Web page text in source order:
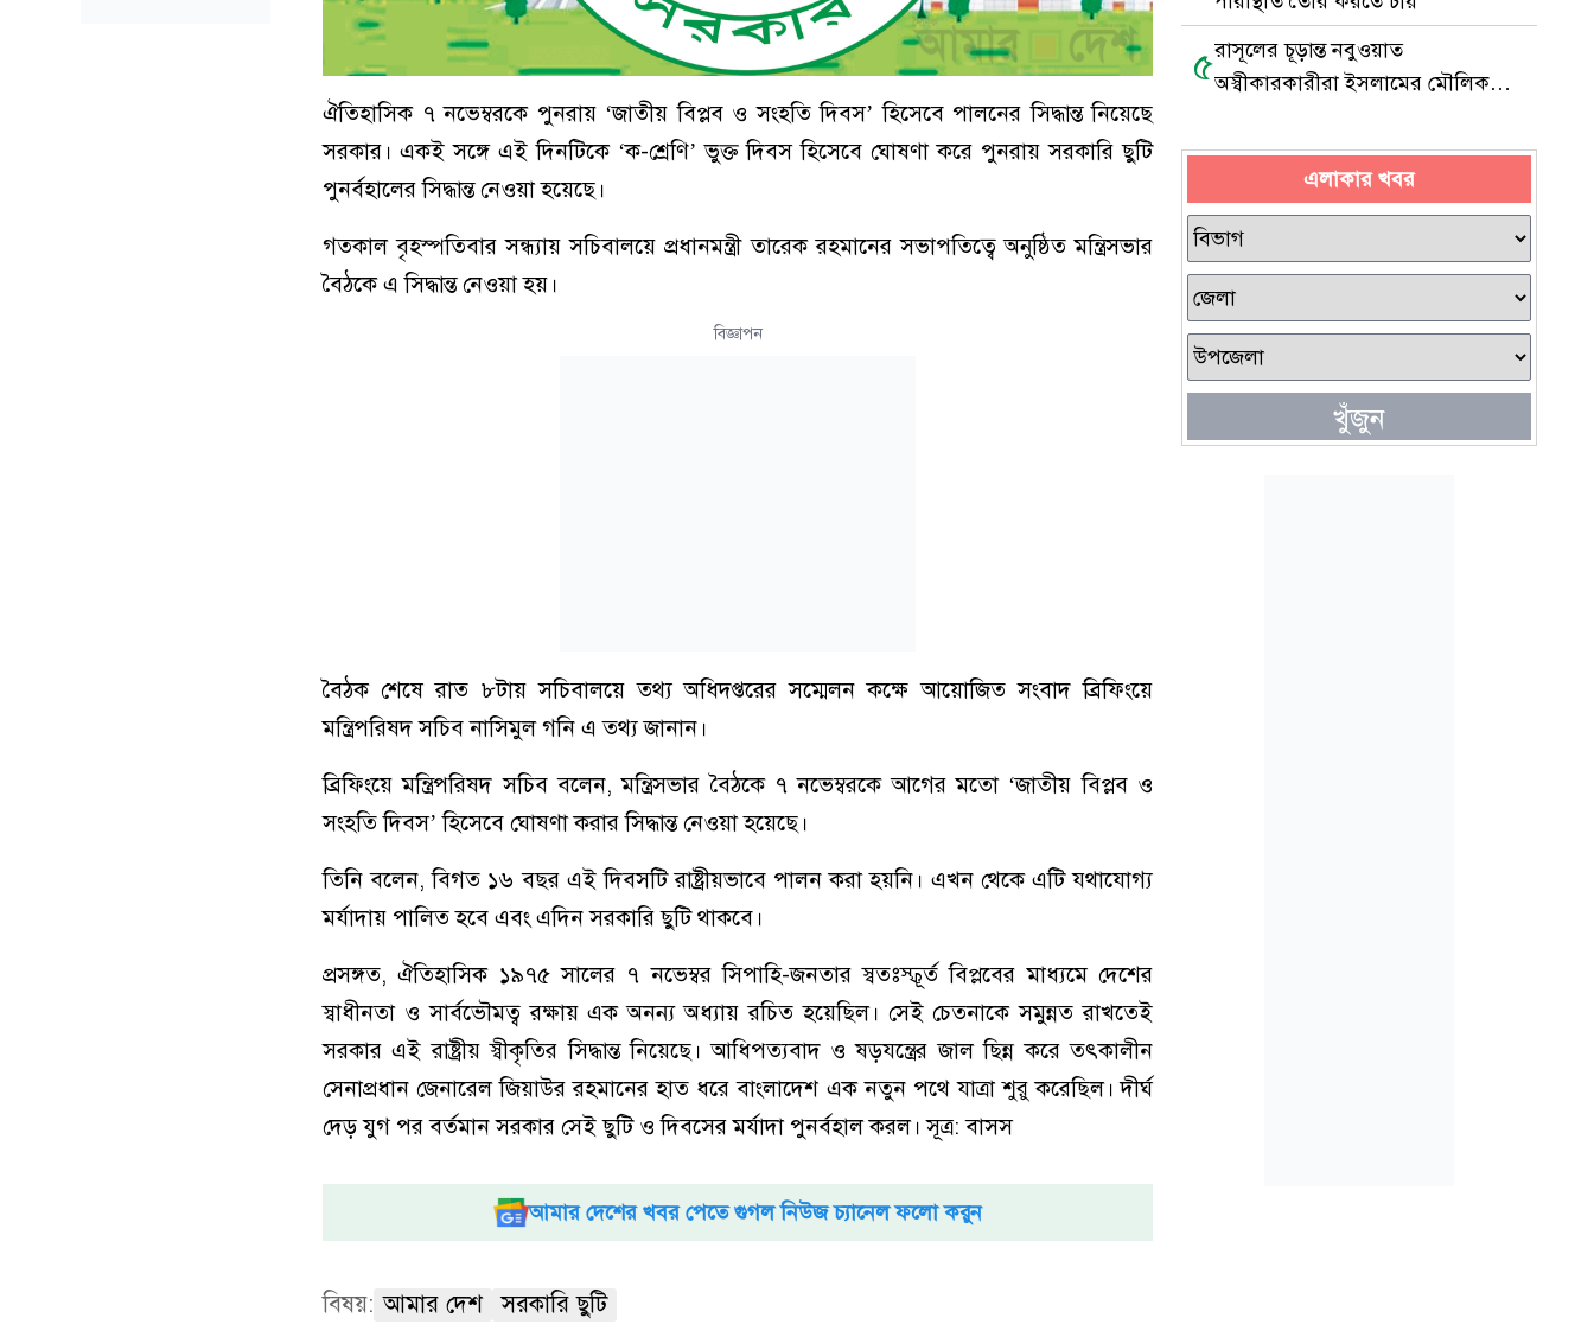
ঐতিহাসিক ৭ নভেম্বরকে পুনরায় ‘জাতীয় বিপ্লব ও সংহতি দিবস’ হিসেবে পালনের সিদ্ধান্ত নিয়েছে
সরকার। একই সঙ্গে এই দিনটিকে ‘ক-শ্রেণি’ ভুক্ত দিবস হিসেবে ঘোষণা করে পুনরায় সরকারি ছুটি
পুনর্বহালের সিদ্ধান্ত নেওয়া হয়েছে।
গতকাল বৃহস্পতিবার সন্ধ্যায় সচিবালয়ে প্রধানমন্ত্রী তারেক রহমানের সভাপতিত্বে অনুষ্ঠিত মন্ত্রিসভার
বৈঠকে এ সিদ্ধান্ত নেওয়া হয়।
বিজ্ঞাপন
বৈঠক শেষে রাত ৮টায় সচিবালয়ে তথ্য অধিদপ্তরের সম্মেলন কক্ষে আয়োজিত সংবাদ ব্রিফিংয়ে
মন্ত্রিপরিষদ সচিব নাসিমুল গনি এ তথ্য জানান।
ব্রিফিংয়ে মন্ত্রিপরিষদ সচিব বলেন, মন্ত্রিসভার বৈঠকে ৭ নভেম্বরকে আগের মতো ‘জাতীয় বিপ্লব ও
সংহতি দিবস’ হিসেবে ঘোষণা করার সিদ্ধান্ত নেওয়া হয়েছে।
তিনি বলেন, বিগত ১৬ বছর এই দিবসটি রাষ্ট্রীয়ভাবে পালন করা হয়নি। এখন থেকে এটি যথাযোগ্য
মর্যাদায় পালিত হবে এবং এদিন সরকারি ছুটি থাকবে।
প্রসঙ্গত, ঐতিহাসিক ১৯৭৫ সালের ৭ নভেম্বর সিপাহি-জনতার স্বতঃস্ফূর্ত বিপ্লবের মাধ্যমে দেশের
স্বাধীনতা ও সার্বভৌমত্ব রক্ষায় এক অনন্য অধ্যায় রচিত হয়েছিল। সেই চেতনাকে সমুন্নত রাখতেই
সরকার এই রাষ্ট্রীয় স্বীকৃতির সিদ্ধান্ত নিয়েছে। আধিপত্যবাদ ও ষড়যন্ত্রের জাল ছিন্ন করে তৎকালীন
সেনাপ্রধান জেনারেল জিয়াউর রহমানের হাত ধরে বাংলাদেশ এক নতুন পথে যাত্রা শুরু করেছিল। দীর্ঘ
দেড় যুগ পর বর্তমান সরকার সেই ছুটি ও দিবসের মর্যাদা পুনর্বহাল করল। সূত্র: বাসস
আমার দেশের খবর পেতে গুগল নিউজ চ্যানেল ফলো করুন
বিষয়: আমার দেশ সরকারি ছুটি
৫রাসূলের চূড়ান্ত নবুওয়াত
অস্বীকারকারীরা ইসলামের মৌলিক
এলাকার খবর
খুঁজুন